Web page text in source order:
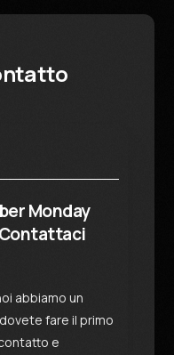
Monday
abbiamo un
fare il primo
e